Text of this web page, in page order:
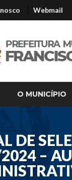
Webmail
O MUNICÍPIO
DE
–